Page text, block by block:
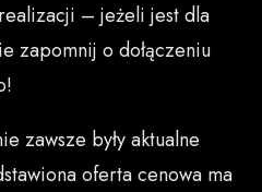
– jeżeli jest dla
zapomnij o dołączeniu
zawsze były aktualne
oferta cenowa ma